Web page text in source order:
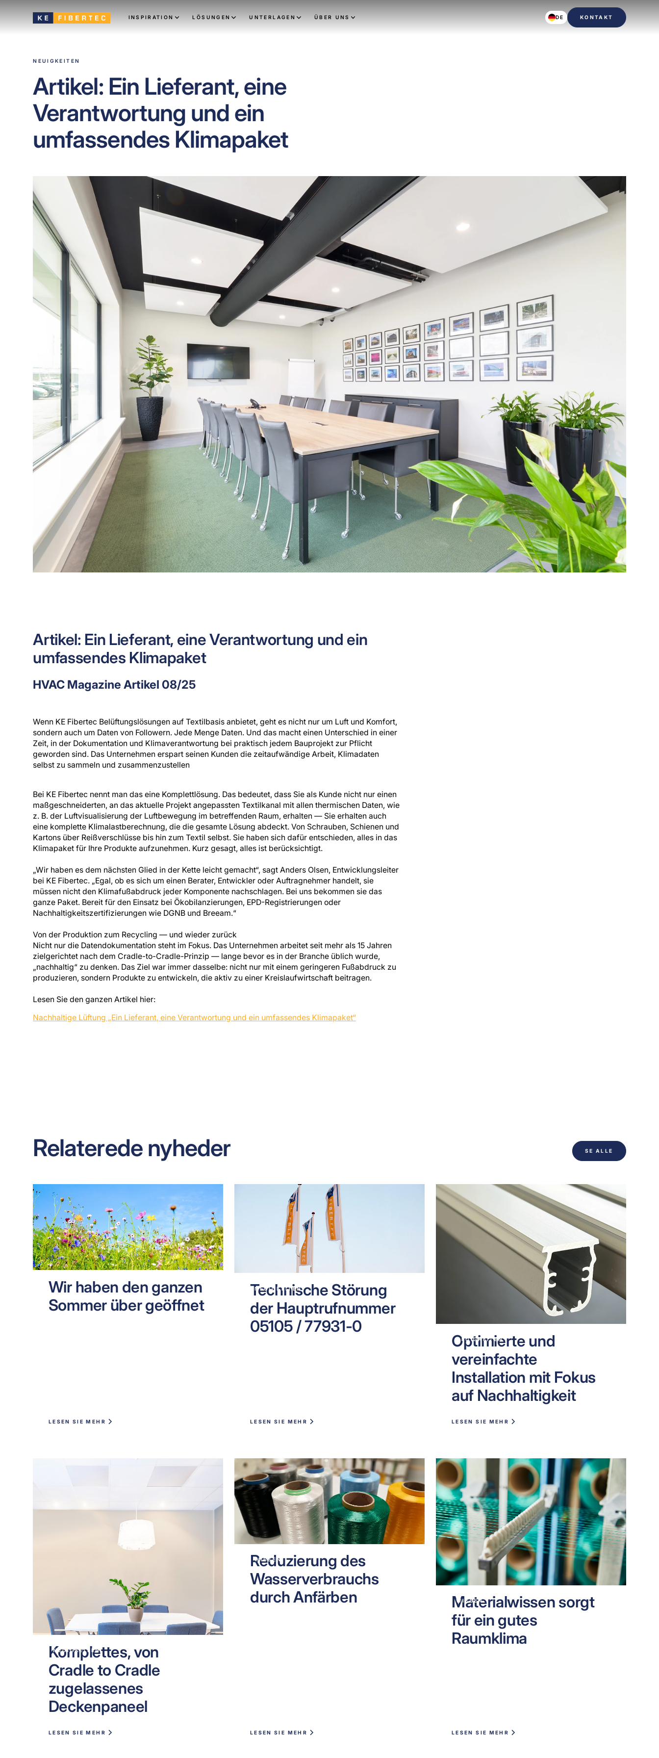
INSPIRATION LÖSUNGEN UNTERLAGEN ÜBER UNS DE KONTAKT
NEUIGKEITEN
Artikel: Ein Lieferant, eine
Verantwortung und ein
umfassendes Klimapaket
Artikel: Ein Lieferant, eine Verantwortung und ein
umfassendes Klimapaket
HVAC Magazine Artikel 08/25
Wenn KE Fibertec Belüftungslösungen auf Textilbasis anbietet, geht es nicht nur um Luft und Komfort,
sondern auch um Daten von Followern. Jede Menge Daten. Und das macht einen Unterschied in einer
Zeit, in der Dokumentation und Klimaverantwortung bei praktisch jedem Bauprojekt zur Pflicht
geworden sind. Das Unternehmen erspart seinen Kunden die zeitaufwändige Arbeit, Klimadaten
selbst zu sammeln und zusammenzustellen
Bei KE Fibertec nennt man das eine Komplettlösung. Das bedeutet, dass Sie als Kunde nicht nur einen
maßgeschneiderten, an das aktuelle Projekt angepassten Textilkanal mit allen thermischen Daten, wie
z. B. der Luftvisualisierung der Luftbewegung im betreffenden Raum, erhalten — Sie erhalten auch
eine komplette Klimalastberechnung, die die gesamte Lösung abdeckt. Von Schrauben, Schienen und
Kartons über Reißverschlüsse bis hin zum Textil selbst. Sie haben sich dafür entschieden, alles in das
Klimapaket für Ihre Produkte aufzunehmen. Kurz gesagt, alles ist berücksichtigt.
„Wir haben es dem nächsten Glied in der Kette leicht gemacht“, sagt Anders Olsen, Entwicklungsleiter
bei KE Fibertec. „Egal, ob es sich um einen Berater, Entwickler oder Auftragnehmer handelt, sie
müssen nicht den Klimafußabdruck jeder Komponente nachschlagen. Bei uns bekommen sie das
ganze Paket. Bereit für den Einsatz bei Ökobilanzierungen, EPD-Registrierungen oder
Nachhaltigkeitszertifizierungen wie DGNB und Breeam.“
Von der Produktion zum Recycling — und wieder zurück
Nicht nur die Datendokumentation steht im Fokus. Das Unternehmen arbeitet seit mehr als 15 Jahren
zielgerichtet nach dem Cradle-to-Cradle-Prinzip — lange bevor es in der Branche üblich wurde,
„nachhaltig“ zu denken. Das Ziel war immer dasselbe: nicht nur mit einem geringeren Fußabdruck zu
produzieren, sondern Produkte zu entwickeln, die aktiv zu einer Kreislaufwirtschaft beitragen.
Lesen Sie den ganzen Artikel hier:
Nachhaltige Lüftung „Ein Lieferant, eine Verantwortung und ein umfassendes Klimapaket“
Relaterede nyheder SE ALLE
Wir haben den ganzen
Sommer über geöffnet
LESEN SIE MEHR
NEUIGKEITEN
Technische Störung
der Hauptrufnummer
05105 / 77931-0
LESEN SIE MEHR
NEUIGKEITEN
Optimierte und
vereinfachte
Installation mit Fokus
auf Nachhaltigkeit
LESEN SIE MEHR
NEUIGKEITEN
Komplettes, von
Cradle to Cradle
zugelassenes
Deckenpaneel
LESEN SIE MEHR
WISSEN
Reduzierung des
Wasserverbrauchs
durch Anfärben
LESEN SIE MEHR
WISSEN
Materialwissen sorgt
für ein gutes
Raumklima
LESEN SIE MEHR